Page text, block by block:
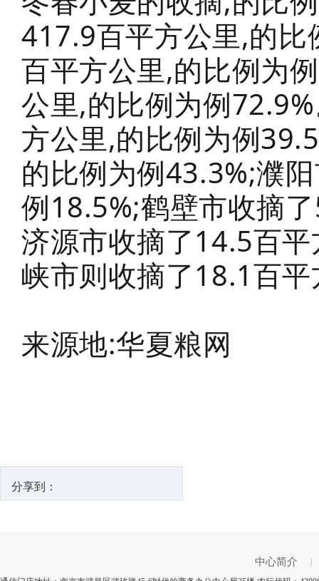
417.9百平方公里,的
百平方公里,的比例为
公里,的比例为例
方公里,的比例为例
的比例为例43.3%;濮
例18.5%;鹤壁市收摘
济源市收摘了14.5百
峡市则收摘了18.1百
来源地:华夏粮网
分享到：
中心简介